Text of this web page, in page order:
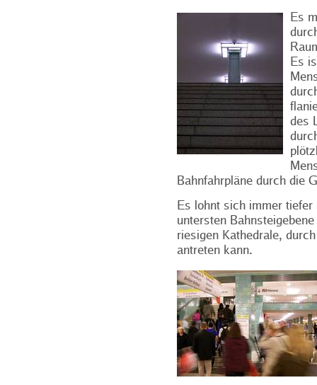
Es
Es
des
Bahnfahrpläne durch die
Es lohnt sich immer
untersten
riesigen Kathedrale,
antreten kann.